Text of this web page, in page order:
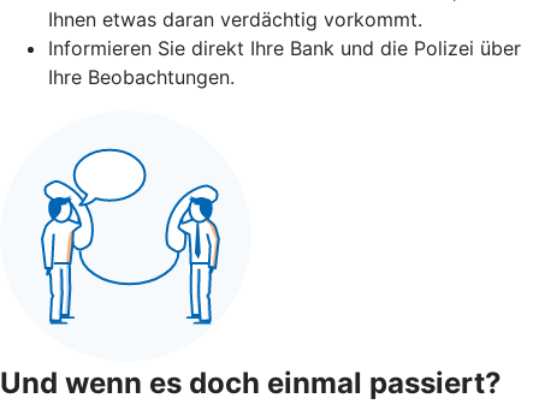
Ihnen etwas daran verdächtig vorkommt.
Informieren Sie direkt Ihre Bank und die Polizei über
Ihre Beobachtungen.
Und wenn es doch einmal passiert?